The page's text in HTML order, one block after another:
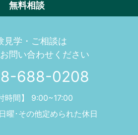
無料相談
見学・ご相談は
問い合わせください
688-0208
時間】 9:00~17:00
曜･その他定められた休日